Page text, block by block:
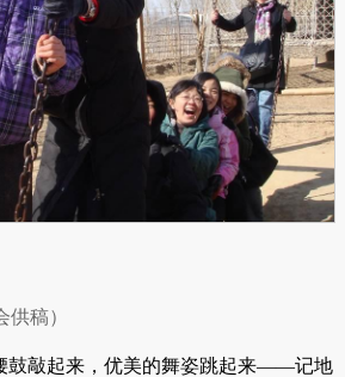
供稿）
鼓敲起来，优美的舞姿跳起来――记地